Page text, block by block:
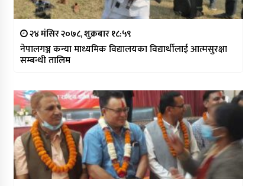
२४ मंसिर २०७८, शुक्रबार १८:५९
नेपालगञ्ज कन्या माध्यमिक विद्यालयका विद्यार्थीलाई आत्मसुरक्षा
सम्बन्धी तालिम